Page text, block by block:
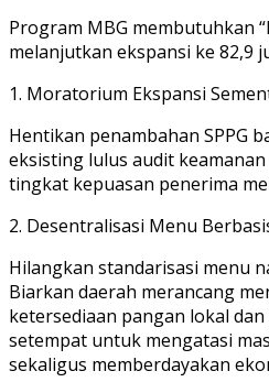
Program MBG membutuhkan
melanjutkan ekspansi ke 82,9
1. Moratorium Ekspansi
Hentikan penambahan SPPG
eksisting lulus audit
tingkat kepuasan penerima
2. Desentralisasi Menu
Hilangkan standarisasi menu
Biarkan daerah merancang
ketersediaan pangan lokal
setempat untuk mengatasi
sekaligus memberdayakan